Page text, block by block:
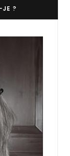
JE ?